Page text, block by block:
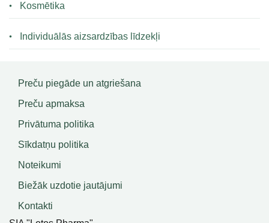
Kosmētika
Individuālās aizsardzības līdzekļi
Preču piegāde un atgriešana
Preču apmaksa
Privātuma politika
Sīkdatņu politika
Noteikumi
Biežāk uzdotie jautājumi
Kontakti